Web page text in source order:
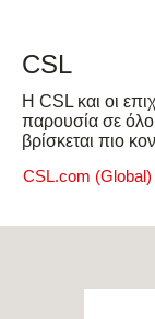
CSL
Η CSL και οι
παρουσία σε όλο
βρίσκεται πιο
CSL.com (Global)